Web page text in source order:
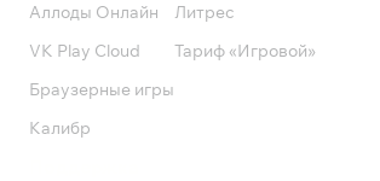
Аллоды Онлайн
VK Play Cloud
Браузерные игры
Калибр
Литрес
Тариф «Игровой»